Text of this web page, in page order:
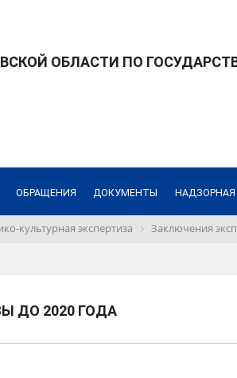
ОБЛАСТИ ПО
ОБРАЩЕНИЯ ДОКУМЕНТЫ НАДЗОРНАЯ
культурная экспертиза Заключения
ДО 2020 ГОДА